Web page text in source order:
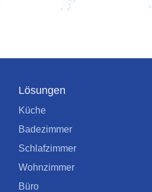
Lösungen
Küche
Badezimmer
Schlafzimmer
Wohnzimmer
Büro